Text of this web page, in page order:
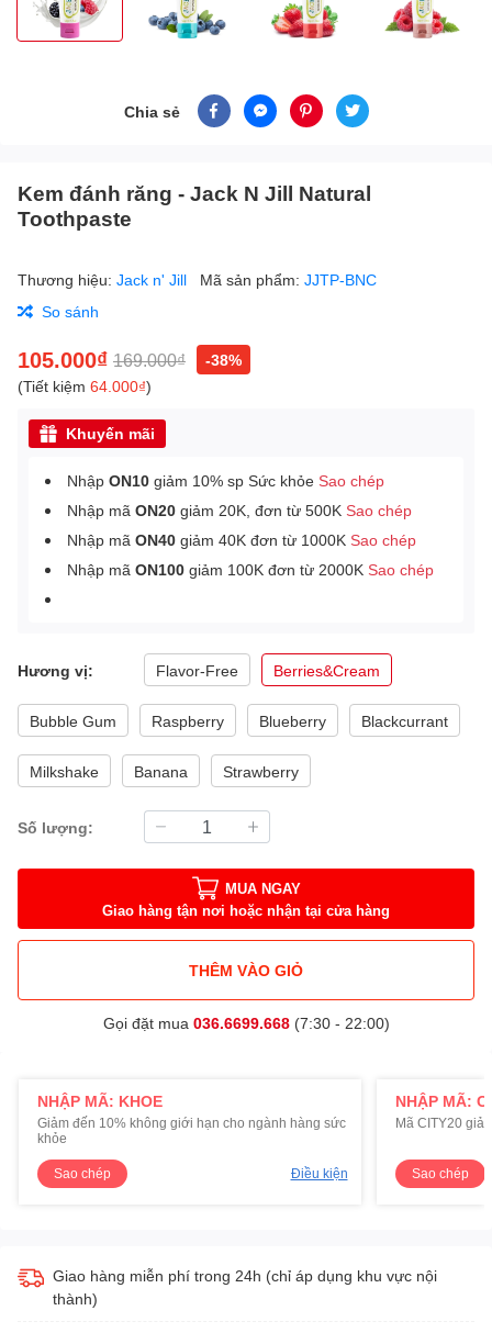
Chia sẻ
Kem đánh răng - Jack N Jill Natural
Toothpaste
Thương hiệu: Jack n' Jill Mã sản phẩm: JJTP-BNC
So sánh
105.000₫ 169.000₫
-38%
(Tiết kiệm 64.000₫)
Khuyến mãi
Nhập ON10 giảm 10% sp Sức khỏe Sao chép
Nhập mã ON20 giảm 20K, đơn từ 500K Sao chép
Nhập mã ON40 giảm 40K đơn từ 1000K Sao chép
Nhập mã ON100 giảm 100K đơn từ 2000K Sao chép
Hương vị: Flavor-Free Berries&Cream
Bubble Gum Raspberry Blueberry Blackcurrant
Milkshake Banana Strawberry
Số lượng:
MUA NGAY
Giao hàng tận nơi hoặc nhận tại cửa hàng
THÊM VÀO GIỎ
Gọi đặt mua 036.6699.668(7:30 - 22:00)
NHẬP MÃ: KHOE
Giảm đến 10% không giới hạn cho ngành hàng sức
khỏe
Sao chép Điều kiện
NHẬP MÃ:
Mã CITY20
Sao chép
Giao hàng miễn phí trong 24h (chỉ áp dụng khu vực nội
thành)